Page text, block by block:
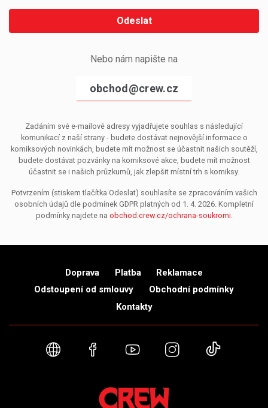
Odeslat
Nebo nám napište na
obchod@crew.cz
Zadáním své e-mailové adresy vyjadřujete souhlas s následující
komunikací z naší strany - budete dostávat nejnovější informace o
komiksových novinkách, budete mít možnost se účastnit našich soutěží,
budete dostávat pozvánky na komiksové akce, budete mít možnost
účastnit se i našich průzkumů, jak zlepšit místní trh s komiksy.
Potvrzením (stiskem tlačítka Odeslat) souhlasíte se zpracováním vašich
osobních údajů dle podmínek GDPR platných od 1. 4. 2026. Kompletní
podmínky najdete na obchod.crew.cz/ochrana-soukromi.
Doprava Platba
Reklamace
Odstoupení od smlouvy
Obchodní podmínky
Kontakty
Webové stránky
FacebookYouTubeInstagram